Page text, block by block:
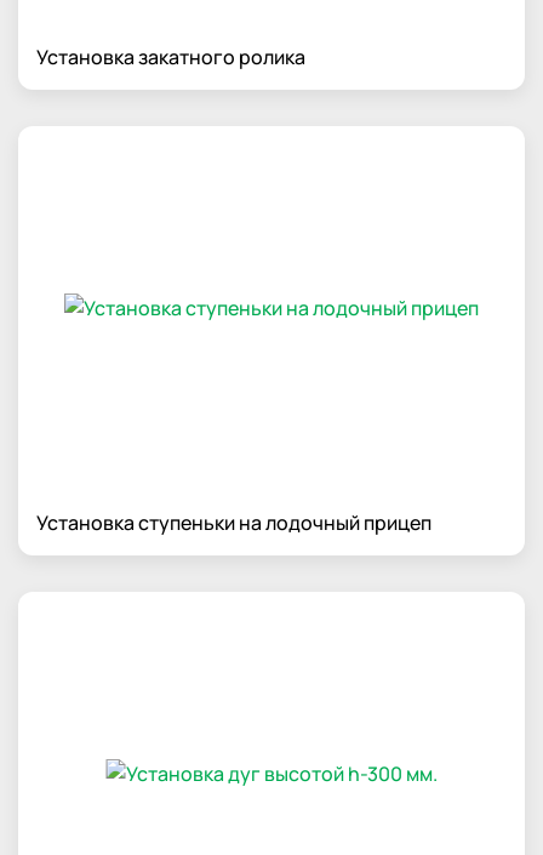
Установка закатного ролика
Установка ступеньки на лодочный прицеп